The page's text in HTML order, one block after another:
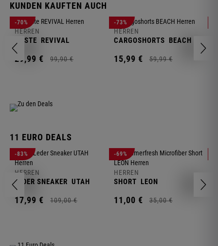
KUNDEN KAUFTEN AUCH
-70%
HERREN
WESTE REVIVAL
29,99 € 99,90 €
-73%
HERREN
CARGOSHORTS BEACH
15,99 € 59,99 €
11 EURO DEALS
-83%
HERREN
LEDER SNEAKER UTAH
17,99 € 109,00 €
-69%
HERREN
SHORT LEON
11,00 € 35,00 €